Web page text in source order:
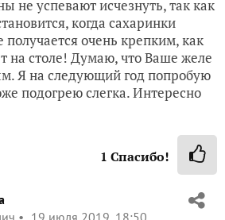
не успевают исчезнуть, так как
когда сахаринки
получается очень крепким, как
на столе! Думаю, что Ваше желе
Я на следующий год попробую
подогрею слегка. Интересно
1 Спасибо!
19 июля 2019, 18:50